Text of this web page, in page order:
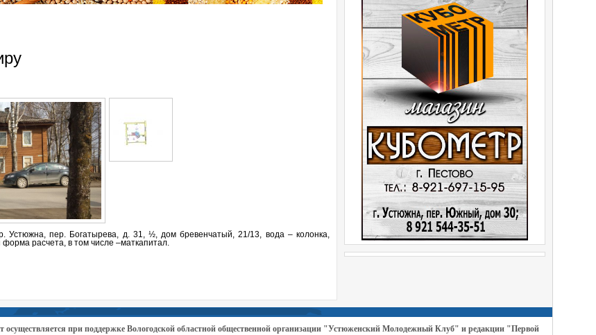
Устюжна, пер. Богатырева, д. 31, ½, дом бревенчатый, 21/13, вода – колонка,
расчета, в том числе –маткапитал.
осуществляется при поддержке Вологодской областной общественной организации "Устюженский Молодежный Клуб" и редакции "Первой